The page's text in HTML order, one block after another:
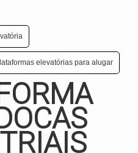
elevatórias para alugar